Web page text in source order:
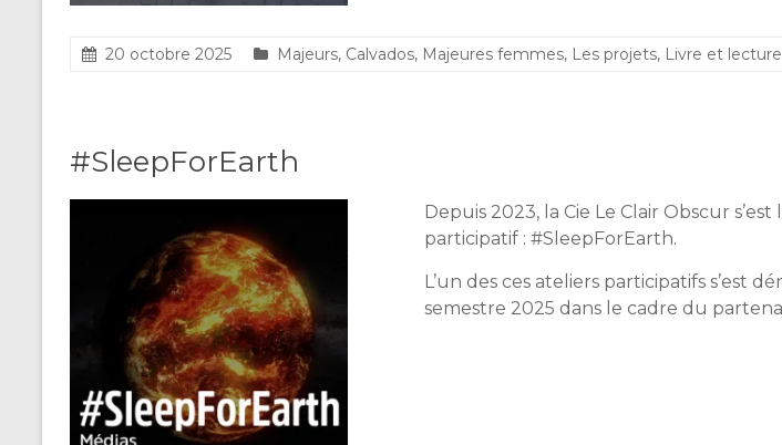
20 octobre 2025 Majeurs, Calvados, Majeures femmes, Les projets, Livre et lecture
#SleepForEarth
Depuis 2023, la Cie Le Clair Obscur
participatif : #SleepForEarth.
L’un des ces ateliers participatifs s’est
semestre 2025 dans le cadre du